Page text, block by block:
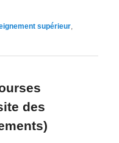
supérieur,
des